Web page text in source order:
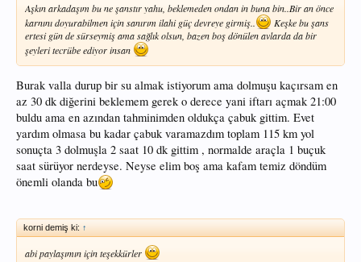
Aşkın arkadaşım bu ne şanstır yahu, beklemeden ondan in buna bin..Bir an önce
karnını doyurabilmen için sanırım ilahi güç devreye girmiş..
Keşke bu şans
ertesi gün de sürseymiş ama sağlık olsun, bazen boş dönülen avlarda da bir
şeyleri tecrübe ediyor insan
Burak valla durup bir su almak istiyorum ama dolmuşu kaçırsam en
az 30 dk diğerini beklemem gerek o derece yani iftarı açmak 21:00
buldu ama en azından tahminimden oldukça çabuk gittim. Evet
yardım olmasa bu kadar çabuk varamazdım toplam 115 km yol
sonuçta 3 dolmuşla 2 saat 10 dk gittim , normalde araçla 1 buçuk
saat sürüyor nerdeyse. Neyse elim boş ama kafam temiz döndüm
önemli olanda bu
korni demiş ki: ↑
abi paylaşımın için teşekkürler